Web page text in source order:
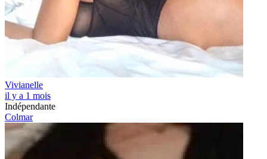
Vivianelle
il y a 1 mois
Indépendante
Colmar